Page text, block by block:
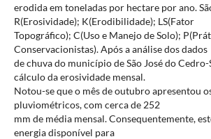
erodida em toneladas por hectare por ano.
R(Erosividade); K(Erodibilidade); LS(Fator
Topográfico); C(Uso e Manejo de Solo);
Conservacionistas). Após a análise dos dados
de chuva do município de São José do
cálculo da erosividade mensal.
Notou-se que o mês de outubro apresentou
pluviométricos, com cerca de 252
mm de média mensal. Consequentemente,
energia disponível para